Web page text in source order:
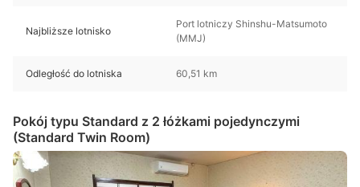
Najbliższe lotnisko
Port lotniczy Shinshu-Matsumoto
(MMJ)
Odległość do lotniska 60,51 km
Pokój typu Standard z 2 łóżkami pojedynczymi
(Standard Twin Room)